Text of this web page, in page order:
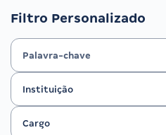
Filtro Personalizado
Instituição
Instituição
Cargo
Cargo